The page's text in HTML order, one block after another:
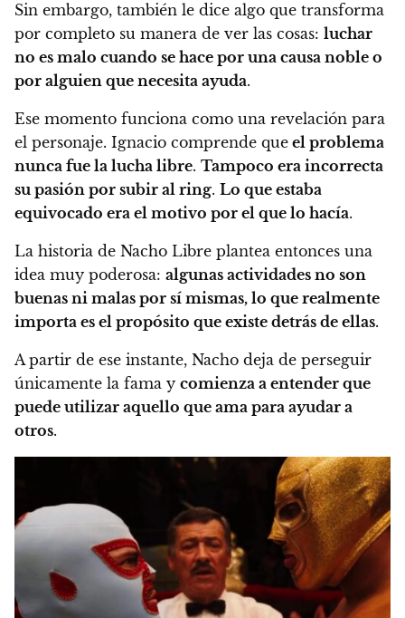
Sin embargo, también le dice algo que transforma
por completo su manera de ver las cosas: luchar
no es malo cuando se hace por una causa noble o
por alguien que necesita ayuda.
Ese momento funciona como una revelación para
el personaje. Ignacio comprende que el problema
nunca fue la lucha libre. Tampoco era incorrecta
su pasión por subir al ring. Lo que estaba
equivocado era el motivo por el que lo hacía.
La historia de Nacho Libre plantea entonces una
idea muy poderosa: algunas actividades no son
buenas ni malas por sí mismas, lo que realmente
importa es el propósito que existe detrás de ellas.
A partir de ese instante, Nacho deja de perseguir
únicamente la fama y comienza a entender que
puede utilizar aquello que ama para ayudar a
otros.